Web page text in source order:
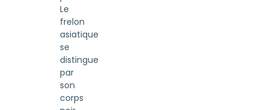
Le
frelon
asiatique
se
distingue
par
son
corps